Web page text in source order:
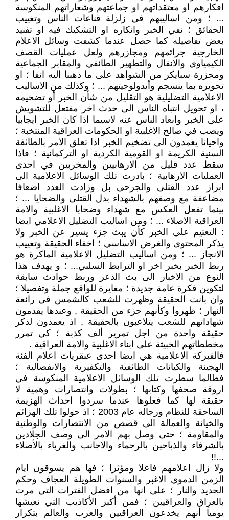
افكارهم او معتقداتهم او جماعتهم وشعاراتهم المنكوسة
... ؛ ومن اساليبهم في زلزلة قناعات الناس وتغييب
الحقائق ؛ نفي الخبر وانكاره او التشكيك فيه او تفنيد
بعض تفاصيله كما حصل عندما كشفت وسائل الاعلام
الخارجية جرائمهم ومجازرهم ولعل عمليات القصف
الكيمياوي والانفال والتطهير الطائفي والمقابر الجماعية
ومجزرة سبايكر من الشواهد على ما ذهبنا اليه انفا ؛ او
تحويره بما ينسجم وأيدولوجيتهم ... ؛ وكذلك من الاساليب
الاعلامية التضليلية هو التقليل من شأن الخبر أو تضخيمه
، او تحويل انتباه الناس الى حدث اخر مفتعل للتشويش
على الخبر وابعاد الناس عنه لاسيما اذا كان الخبر ايجابيا
ويصب في صالح الاغلبية او الحكومات العراقية المنتخبة ؛
واحيانا يعمدون الى تضخيم الخبر اذا تعلق الامر بالطائفة
السنية الكريمة او القومية الكردية او التركمانية ؛ فاذا
سقط عدد قليل من الارهابيين والمخربين في احدى
العمليات الارهابية ؛ بادرت تلك الوسائل الاعلامية الى
ابراز عدد القتلى والجرحى بل وزادت العدد اضعافا
مضاعفة مع وصفهم بالشهداء بدل القتلى والضحايا ... ؛
بينما تفعل العكس مع شهداء وضحايا الاغلبية والامة
العراقية الاصلاء ... ؛ ومن اساليب التضليل الاعلامي ايضا
: التعتيم على الخبر كأن يبث جزء يسير عن الخبر ولا
يذكر المحتوى والغرض الاساسي ؛ اخفاء الحقيقة وتغييب
الانجاز ... ؛ ومن اساليب التضليل الاعلامية الماكرة هو
ربط الخبر بخبر اخر او الترابط السلبي... ؛ و يهدف هذا
النوع من الاخبار الى بث الذعر وربط حوادث سابقة
لتكوين فكرة عامة جديدة ؛ مغايرة للواقع جملة وتفصيلا ؛
وان بانت الحقيقة وظهرت للشعب كالشمس في رائعة
النهار ؛ ظهروا وكأنهم جزء من الحقيقة , وعندها يقدمون
شهاداتهم للشعب يتلاعبون بالحقيقة , اذ يعمدون لذكر
حقيقة واحدة من اجل تمرير ألف كذبة ؛ كي تمرر
مخططاتهم الخبيثة على ابناء الاغلبية والامة العراقية .
فالفبركة الاعلامية هي ايضا احدى عبقريات اعلام الفئة
الهجينة والكيانات الطائفية والتكفيرية والانفصالية ؛
فطالما سطرت تلك الوسائل الاعلامية المنكوسة في
اروقة صحفها وكتابها ؛ بطولات وانتصارات وهمية لا
حقيقة لها كما فعلوها عندما سردوا احداث الهزيمة
الساحقة للنظام ورجاله عام 2003 ؛ اذ حولوا تلك الهزائم
والخيانة والعمالة الى قصص من الانتصارات والوطنية
والمقاومة ؛ حتى وصل بهم الامر الى وصف الجلادين
بالشرفاء والذباحين بالرحماء والاجانب والغرباء بالأصلاء
...!!
ولا زال اعلامهم فاعلا ومؤثرا ؛ فها هم يسوقون ايام
الزمن الدموي الاغبر والسنوات الطويلة العجاف وحكم
الحديد والنار ؛ على انها من افضل الفترات التي مرت
بالعراق والعراقيين ؛ فمن أكبر الأكاذيب التي نعيشها
يومياً أنهم يخدعون العراقيين والعرب والعالم بتكرار